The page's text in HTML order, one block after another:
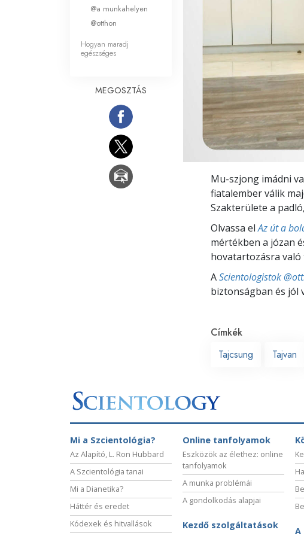
Mu-szjong imádni
fiatalember válik
Szakterülete a
Olvassa elAz út a
mértékben a józan
hovatartozásra
AScientologistok
biztonságban és jól
Címkék
Tajcsung
Tajvan
@a munkahelyen
@otthon
Hogyan maradj
egészséges
MEGOSZTÁS
Mi a Szcientológia?
Az Alapító, L. Ron Hubbard
A Szcientológia tanai
Mi a Dianetika?
Háttér és eredet
Kódexek és hitvallások
Online tanfolyamok
Eszközök az élethez: online
tanfolyamok
A munka problémái
A gondolkodás alapjai
Kezdő szolgáltatások
A